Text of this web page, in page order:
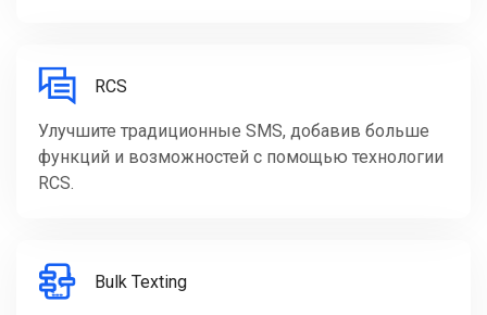
RCS
Улучшите традиционные SMS, добавив больше
функций и возможностей с помощью технологии
RCS.
Bulk Texting